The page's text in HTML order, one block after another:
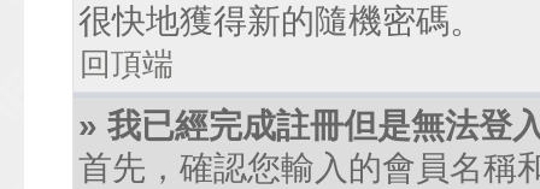
很快地獲得新的隨機密碼。
回頂端
» 我已經完成註冊但是無法登
首先，確認您輸入的會員名稱